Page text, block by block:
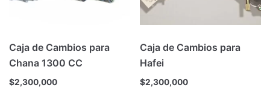
Caja de Cambios para
Chana 1300 CC
$2,300,000
Caja de Cambios para
Hafei
$2,300,000